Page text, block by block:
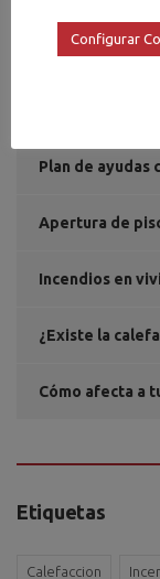
Plan de ayudas
Apertura de
Incendios en
¿Existe la
Cómo afecta a
Etiquetas
Calefaccion
Configurar